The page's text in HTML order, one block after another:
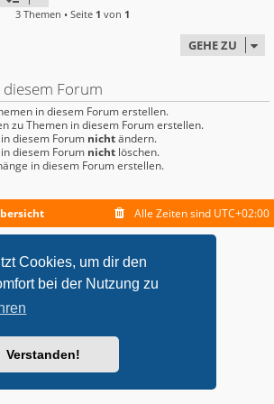
Cookies, um dir den
bei der Nutzung zu
Verstanden!
3 Themen • Seite 1 von 1
GEHE ZU
Forum
in diesem Forum erstellen.
zu Themen in diesem Forum erstellen.
diesem Forum nichtändern.
diesem Forum nicht löschen.
in diesem Forum erstellen.
Alle Zeiten sind UTC+02:00
phpBB® Forum Software © phpBB Limited
Übersetzung durch
Nutzungsbedingungen